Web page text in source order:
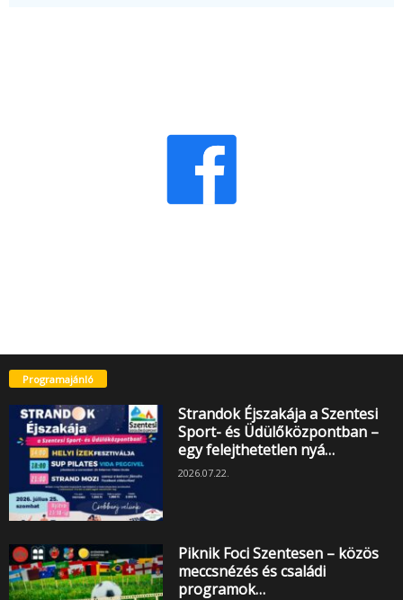
Programajánló
Strandok Éjszakája a Szentesi
Sport- és Üdülőközpontban –
egy felejthetetlen nyá…
2026.07.22.
Piknik Foci Szentesen – közös
meccsnézés és családi
programok…